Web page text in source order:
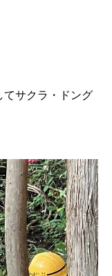
てサクラ・ドング